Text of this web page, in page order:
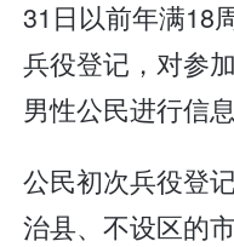
31日以前年满18
兵役登记，对参
男性公民进行信
公民初次兵役登
治县、不设区的